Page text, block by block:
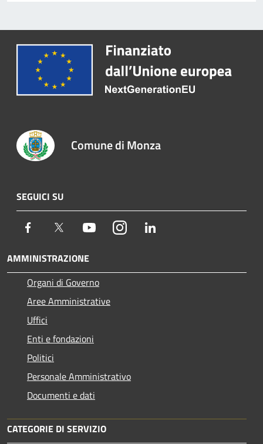
Comune di Monza
SEGUICI SU
Facebook Twitter YoutubeInstagram
AMMINISTRAZIONE
Organi di Governo
Aree Amministrative
Uffici
Enti e fondazioni
Politici
Personale Amministrativo
Documenti e dati
CATEGORIE DI SERVIZIO